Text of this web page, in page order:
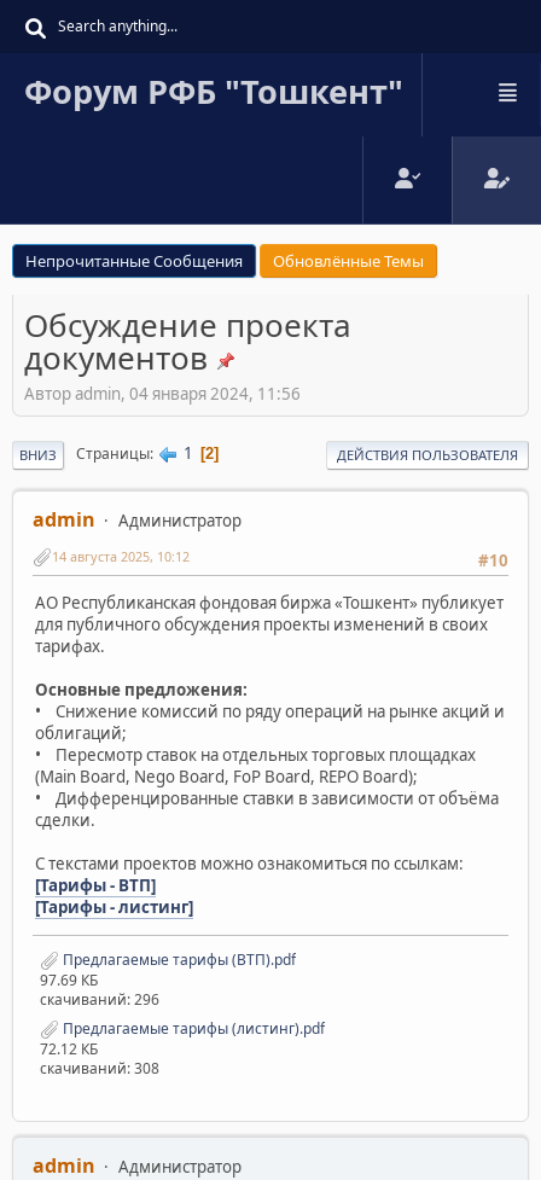
Форум РФБ "Тошкент"
Непрочитанные Сообщения Обновлённые Темы
Обсуждение проекта
документов
Автор admin, 04 января 2024, 11:56
ВНИЗ Страницы 1 2 ДЕЙСТВИЯ ПОЛЬЗОВАТЕЛЯ
admin
Администратор
#10
14 августа 2025, 10:12
АО Республиканская фондовая биржа «Тошкент» публикует
для публичного обсуждения проекты изменений в своих
тарифах.
Основные предложения:
• Снижение комиссий по ряду операций на рынке акций и
облигаций;
• Пересмотр ставок на отдельных торговых площадках
(Main Board, Nego Board, FoP Board, REPO Board);
• Дифференцированные ставки в зависимости от объёма
сделки.
С текстами проектов можно ознакомиться по ссылкам:
[Тарифы - ВТП]
[Тарифы - листинг]
Предлагаемые тарифы (ВТП).pdf
97.69 КБ
скачиваний: 296
Предлагаемые тарифы (листинг).pdf
72.12 КБ
скачиваний: 308
admin
Администратор